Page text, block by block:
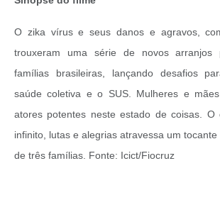
O zika vírus e seus danos e agravos,
trouxeram uma série de novos arranjos
famílias brasileiras, lançando desafios
saúde coletiva e o SUS. Mulheres e
atores potentes neste estado de coisas. O
infinito, lutas e alegrias atravessa um
de três famílias. Fonte: Icict/Fiocruz